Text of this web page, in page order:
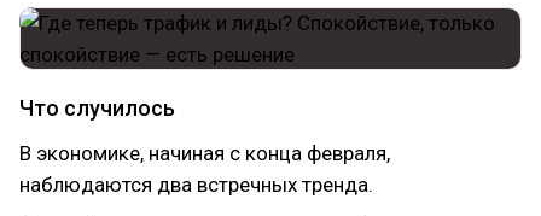
Что случилось
В экономике, начиная с конца февраля,
наблюдаются два встречных тренда.